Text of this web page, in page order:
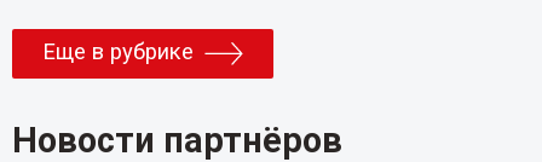
Еще в рубрике
Новости партнёров